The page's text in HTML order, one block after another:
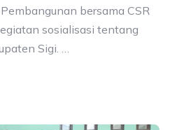
bersama CSR
sosialisasi tentang
Sigi. …